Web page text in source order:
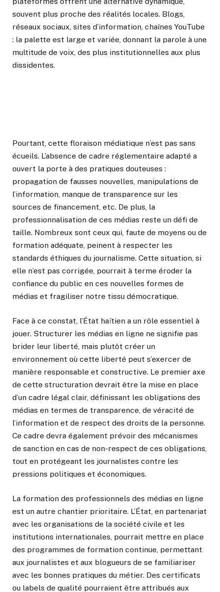
souvent plus proche des réalités locales. Blogs,
réseaux sociaux, sites d’information, chaînes YouTube
: la palette est large et variée, donnant la parole à une
multitude de voix, des plus institutionnelles aux plus
dissidentes.
Pourtant, cette floraison médiatique n’est pas sans
écueils. L’absence de cadre réglementaire adapté a
ouvert la porte à des pratiques douteuses :
propagation de fausses nouvelles, manipulations de
l’information, manque de transparence sur les
sources de financement, etc. De plus, la
professionnalisation de ces médias reste un défi de
taille. Nombreux sont ceux qui, faute de moyens ou de
formation adéquate, peinent à respecter les
standards éthiques du journalisme. Cette situation, si
elle n’est pas corrigée, pourrait à terme éroder la
confiance du public en ces nouvelles formes de
médias et fragiliser notre tissu démocratique.
Face à ce constat, l’État haïtien a un rôle essentiel à
jouer. Structurer les médias en ligne ne signifie pas
brider leur liberté, mais plutôt créer un
environnement où cette liberté peut s’exercer de
manière responsable et constructive. Le premier axe
de cette structuration devrait être la mise en place
d’un cadre légal clair, définissant les obligations des
médias en termes de transparence, de véracité de
l’information et de respect des droits de la personne.
Ce cadre devra également prévoir des mécanismes
de sanction en cas de non-respect de ces obligations,
tout en protégeant les journalistes contre les
pressions politiques et économiques.
La formation des professionnels des médias en ligne
est un autre chantier prioritaire. L’État, en partenariat
avec les organisations de la société civile et les
institutions internationales, pourrait mettre en place
des programmes de formation continue, permettant
aux journalistes et aux blogueurs de se familiariser
avec les bonnes pratiques du métier. Des certificats
ou labels de qualité pourraient être attribués aux